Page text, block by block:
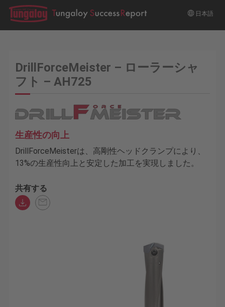
日本語
DrillForceMeister – ローラーシャ
フト – AH725
生産性の向上
DrillForceMeisterは、高剛性ヘッドクランプにより、
13%の生産性向上と安定した加工を実現しました。
共有する